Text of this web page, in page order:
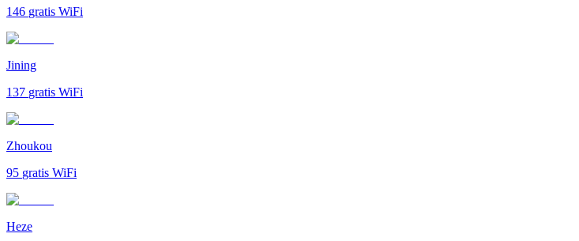
146 gratis WiFi
Jining
137 gratis WiFi
Zhoukou
95 gratis WiFi
Heze